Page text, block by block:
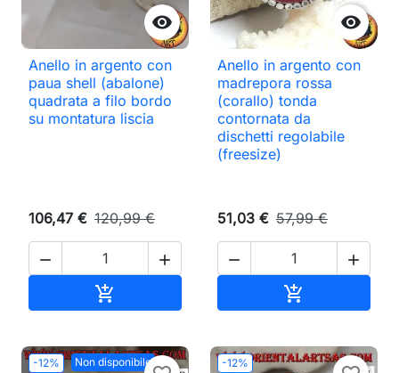

Anello in argento con
paua shell (abalone)
quadrata a filo bordo
su montatura liscia
106,47 € 120,99 €
 


Anello in argento con
madrepora rossa
(corallo) tonda
contornata da
dischetti regolabile
(freesize)
51,03 € 57,99 €
 

-12% Non disponibile -12%